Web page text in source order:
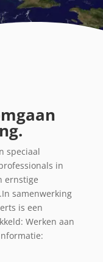
speciaal
in
ernstige
samenwerking
is een
Werken aan